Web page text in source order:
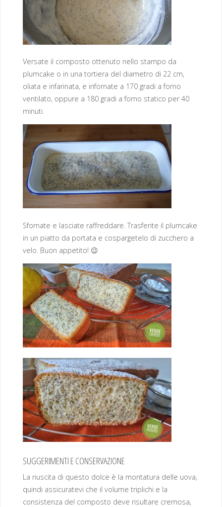
Versate il composto ottenuto nello stampo da
plumcake o in una tortiera del diametro di 22 cm,
oliata e infarinata, e infornate a 170 gradi a forno
ventilato, oppure a 180 gradi a forno statico per 40
minuti.
Sfornate e lasciate raffreddare. Trasferite il plumcake
in un piatto da portata e cospargetelo di zucchero a
velo. Buon appetito! 😉
SUGGERIMENTI E CONSERVAZIONE
La riuscita di questo dolce è la montatura delle uova,
quindi assicuratevi che il volume triplichi e la
consistenza del composto deve risultare cremosa,